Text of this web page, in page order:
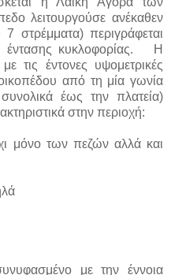
λειτουργούσε ανέκαθεν
στρέμματα) περιγράφεται
έντασης κυκλοφορίας.
Η
τις έντονες υψομετρικές
από τη μία γωνία
έως την πλατεία)
στην περιοχή:
μόνο των πεζών αλλά και
με την έννοια